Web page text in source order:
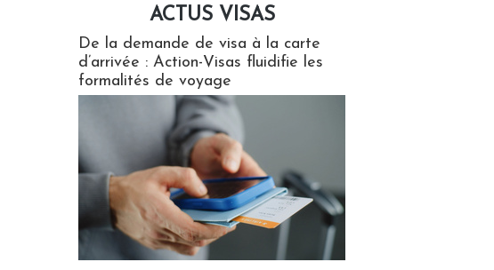
ACTUS VISAS
De la demande de visa à la carte
d’arrivée : Action-Visas fluidifie les
formalités de voyage